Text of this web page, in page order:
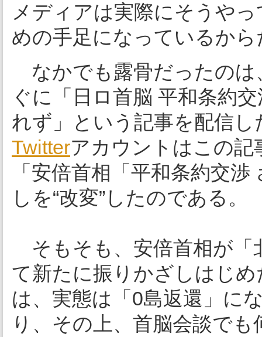
メディアは実際にそうや
めの手足になっているから
なかでも露骨だったのは
ぐに「日ロ首脳 平和条約
れず」という記事を配信
Twitterアカウントはこの
「安倍首相「平和条約交
しを“改変”したのである。
そもそも、安倍首相が「
て新たに振りかざしはじ
は、実態は「0島返還」に
り、その上、首脳会談で